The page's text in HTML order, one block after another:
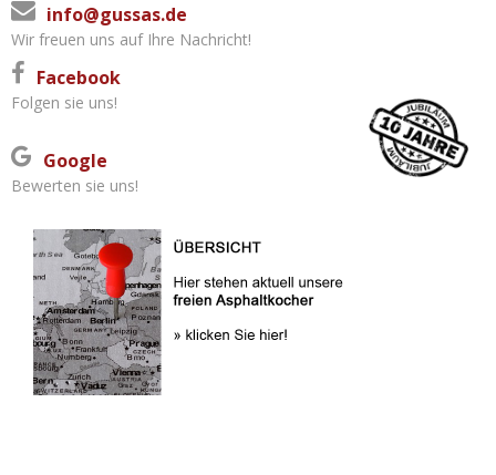
info@gussas.de
Wir freuen uns auf Ihre Nachricht!
Facebook
Folgen sie uns!
Google
Bewerten sie uns!